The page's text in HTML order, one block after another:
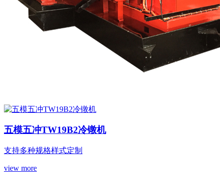
五模五冲TW19B2冷镦机
支持多种规格样式定制
view more